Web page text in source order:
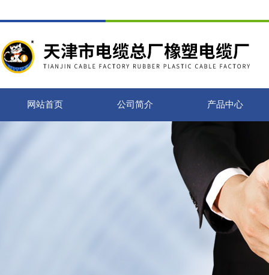
网站首页 公司简介 产品中心